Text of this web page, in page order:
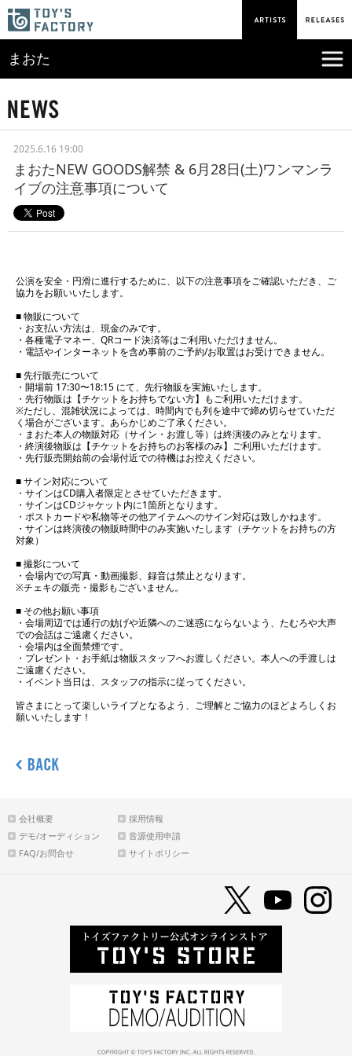
まおた
2025.6.16 19:00
まおたNEW GOODS解禁 & 6月28日(土)ワンマンラ
イブの注意事項について
公演を安全・円滑に進行するために、以下の注意事項をご確認いただき、ご
協力をお願いいたします。
■ 物販について
・お支払い方法は、現金のみです。
・各種電子マネー、QRコード決済等はご利用いただけません。
・電話やインターネットを含め事前のご予約/お取置はお受けできません。
■ 先行販売について
・開場前 17:30〜18:15 にて、先行物販を実施いたします。
・先行物販は【チケットをお持ちでない方】もご利用いただけます。
※ただし、混雑状況によっては、時間内でも列を途中で締め切らせていただ
く場合がございます。あらかじめご了承ください。
・まおた本人の物販対応（サイン・お渡し等）は終演後のみとなります。
・終演後物販は【チケットをお持ちのお客様のみ】ご利用いただけます。
・先行販売開始前の会場付近での待機はお控えください。
■ サイン対応について
・サインはCD購入者限定とさせていただきます。
・サインはCDジャケット内に1箇所となります。
・ポストカードや私物等その他アイテムへのサイン対応は致しかねます。
・サインは終演後の物販時間中のみ実施いたします（チケットをお持ちの方
対象）
■ 撮影について
・会場内での写真・動画撮影、録音は禁止となります。
※チェキの販売・撮影もございません。
■ その他お願い事項
・会場周辺では通行の妨げや近隣へのご迷惑にならないよう、たむろや大声
での会話はご遠慮ください。
・会場内は全面禁煙です。
・プレゼント・お手紙は物販スタッフへお渡しください。本人への手渡しは
ご遠慮ください。
・イベント当日は、スタッフの指示に従ってください。
皆さまにとって楽しいライブとなるよう、ご理解とご協力のほどよろしくお
願いいたします！
会社概要
採用情報
デモ/オーディション
音源使用申請
FAQ/お問合せ
サイトポリシー